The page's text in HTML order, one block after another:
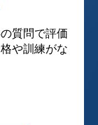
質問で評価
や訓練がな